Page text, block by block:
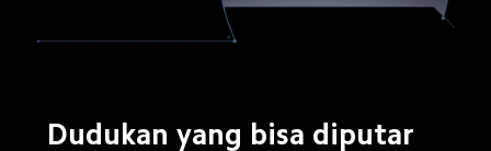
Dudukan yang bisa diputar